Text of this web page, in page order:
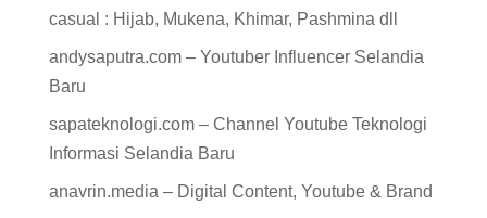
casual : Hijab, Mukena, Khimar, Pashmina dll
andysaputra.com – Youtuber Influencer Selandia
Baru
sapateknologi.com – Channel Youtube Teknologi
Informasi Selandia Baru
anavrin.media – Digital Content, Youtube & Brand